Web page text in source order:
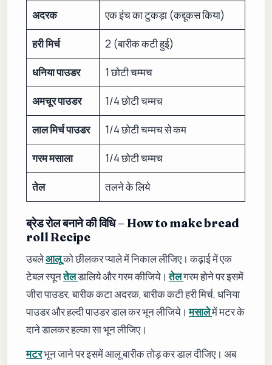
अदरक एक इंच का टुकड़ा (कद्दूकस किया)
हरी मिर्च 2 (बारीक कटी हुई)
धनिया पाउडर 1 छोटी चम्मच
अमचूर पाउडर 1/4 छोटी चम्मच
लाल मिर्च पाउडर 1/4 छोटी चम्मच से कम
गरम मसाला 1/4 छोटी चम्मच
तेल तलने के लिये
ब्रेड रोल बनाने की विधि – How to make bread
roll Recipe
उबलेआलूको छीलकर प्याले में निकाल लीजिए। कढ़ाई में एक
टेबल स्पूनतेलडालिये और गरम कीजिये।तेलगरम होने पर इसमें
जीरा पाउडर, बारीक कटा अदरक, बारीक कटी हरी मिर्च, धनिया
पाउडर और हल्दी पाउडर डाल कर भून लीजिये।मसालेमें मटर के
दाने डालकर हल्का सा भून लीजिए।
मटरभून जाने पर इसमें आलू बारीक तोड़ कर डाल दीजिए। अब